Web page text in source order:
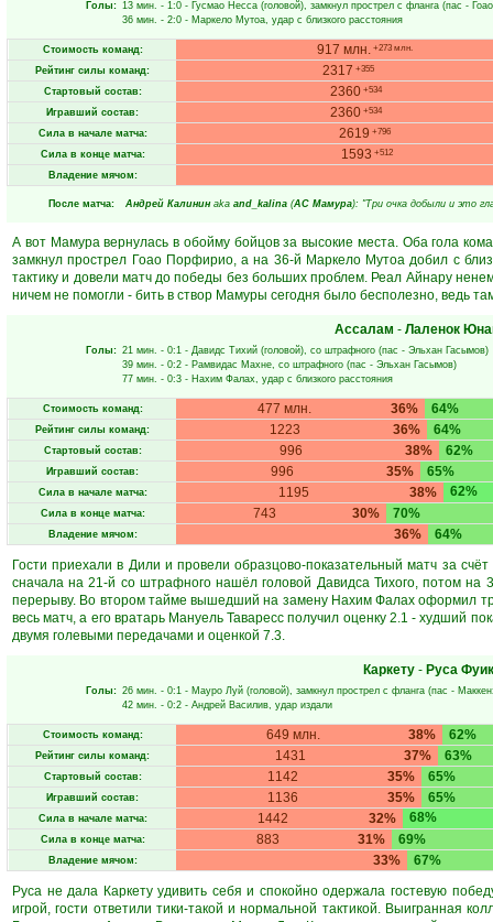
Голы: 13 мин. - 1:0 - Гусмао Несса (головой), замкнул прострел с фланга (пас -
36 мин. - 2:0 - Маркело Мутоа, удар с близкого расстояния
Стоимость команд: 917 млн. +273 млн.
Рейтинг силы команд: 2317 +355
Стартовый состав: 2360 +534
Игравший состав: 2360 +534
Сила в начале матча: 2619 +796
Сила в конце матча: 1593 +512
Владение мячом:
После матча: Андрeй Кaлинин aka and_kalina (АС Мамура): "Три очка добыли и это
А вот Мамура вернулась в обойму бойцов за высокие места. Оба гола
замкнул прострел Гоао Порфирио, а на 36-й Маркело Мутоа добил с
тактику и довели матч до победы без больших проблем. Реал Айнару
ничем не помогли - бить в створ Мамуры сегодня было бесполезно, ведь
Ассалам - Лаленок
Голы: 21 мин. - 0:1 - Давидс Тихий (головой), со штрафного (пас - Эльхан Гасымов)
39 мин. - 0:2 - Рамвидас Махне, со штрафного (пас - Эльхан Гасымов)
77 мин. - 0:3 - Нахим Фалах, удар с близкого расстояния
Стоимость команд: 36%
477 млн. 64%
Рейтинг силы команд: 36%
1223 64%
Стартовый состав: 38%
996 62%
Игравший состав: 35%
996 65%
Сила в начале матча: 38%
1195 62%
Сила в конце матча: 30%
743 70%
Владение мячом: 36%
64%
Гости приехали в Дили и провели образцово-показательный матч за
сначала на 21-й со штрафного нашёл головой Давидса Тихого, потом
перерыву. Во втором тайме вышедший на замену Нахим Фалах оформил
весь матч, а его вратарь Мануель Таваресс получил оценку 2.1 - худший
двумя голевыми передачами и оценкой 7.3.
Каркету - Руса Фуик
Голы: 26 мин. - 0:1 - Мауро Луй (головой), замкнул прострел с фланга (пас -
42 мин. - 0:2 - Андрей Василив, удар издали
Стоимость команд: 38%
649 млн. 62%
Рейтинг силы команд: 37%
1431 63%
Стартовый состав: 35%
1142 65%
Игравший состав: 35%
1136 65%
Сила в начале матча: 32%
1442 68%
Сила в конце матча: 31%
883 69%
Владение мячом: 33%
67%
Руса не дала Каркету удивить себя и спокойно одержала гостевую
игрой, гости ответили тики-такой и нормальной тактикой. Выигранная